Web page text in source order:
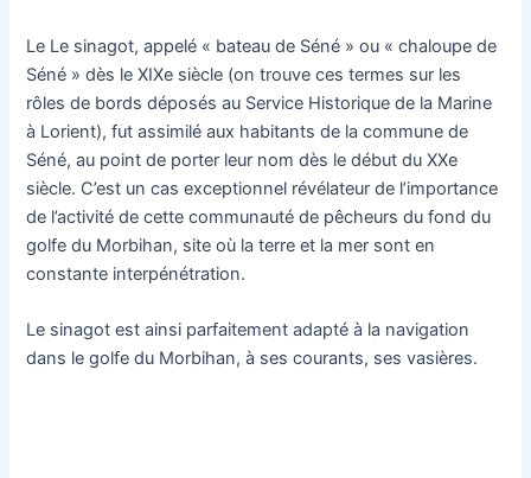
Le Le sinagot, appelé « bateau de Séné » ou « chaloupe de
Séné » dès le XIXe siècle (on trouve ces termes sur les
rôles de bords déposés au Service Historique de la Marine
à Lorient), fut assimilé aux habitants de la commune de
Séné, au point de porter leur nom dès le début du XXe
siècle. C’est un cas exceptionnel révélateur de l’importance
de l’activité de cette communauté de pêcheurs du fond du
golfe du Morbihan, site où la terre et la mer sont en
constante interpénétration.
Le sinagot est ainsi parfaitement adapté à la navigation
dans le golfe du Morbihan, à ses courants, ses vasières.